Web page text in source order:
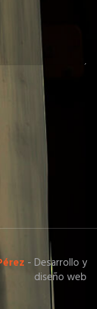
- Desarrollo y
diseño web